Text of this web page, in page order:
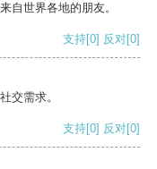
自世界各地的朋友。
支持[0] 反对[0]
交需求。
支持[0] 反对[0]